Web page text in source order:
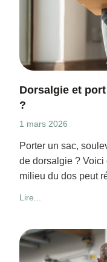
Dorsalgie et
?
1 mars 2026
Porter un sac,
de dorsalgie ? Voici
milieu du dos peut
Lire...